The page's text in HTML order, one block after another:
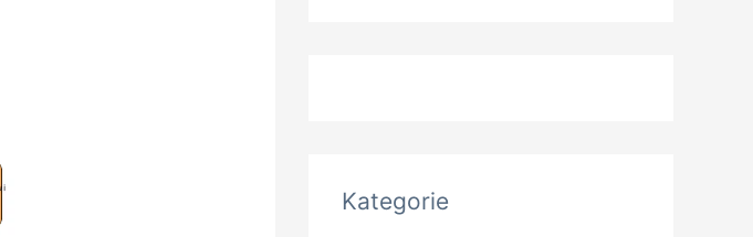
Kategorie